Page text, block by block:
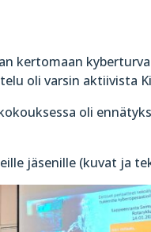
kertomaan
oli varsin aktiivista
oli
jäsenille (kuvat ja